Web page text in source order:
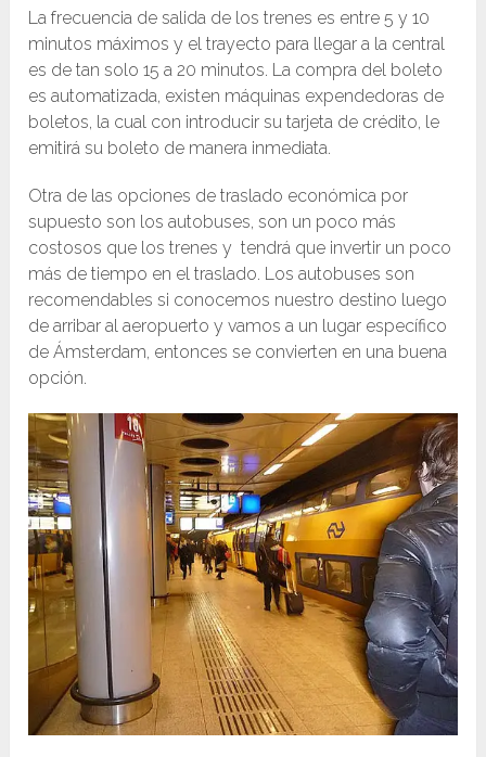
La frecuencia de salida de los trenes es entre 5 y 10
minutos máximos y el trayecto para llegar a la central
es de tan solo 15 a 20 minutos. La compra del boleto
es automatizada, existen máquinas expendedoras de
boletos, la cual con introducir su tarjeta de crédito, le
emitirá su boleto de manera inmediata.
Otra de las opciones de traslado económica por
supuesto son los autobuses, son un poco más
costosos que los trenes y tendrá que invertir un poco
más de tiempo en el traslado. Los autobuses son
recomendables si conocemos nuestro destino luego
de arribar al aeropuerto y vamos a un lugar específico
de Ámsterdam, entonces se convierten en una buena
opción.